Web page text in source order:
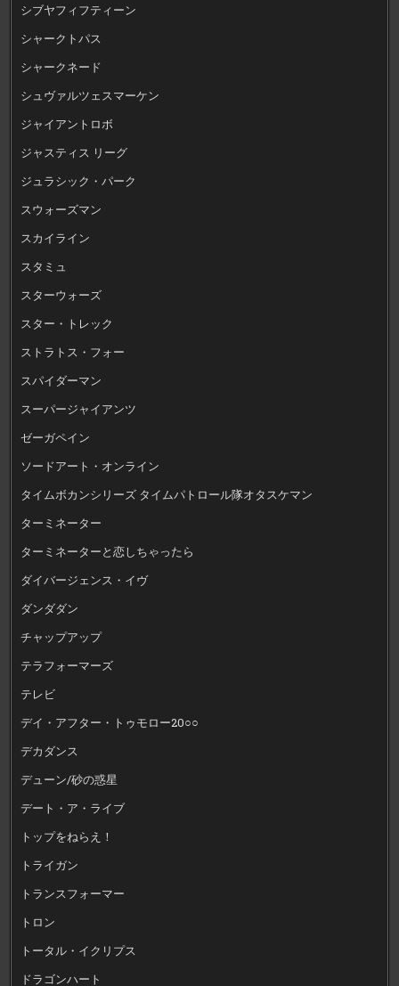
シブヤフィフティーン
シャークトパス
シャークネード
シュヴァルツェスマーケン
ジャイアントロボ
ジャスティス リーグ
ジュラシック・パーク
スウォーズマン
スカイライン
スタミュ
スターウォーズ
スター・トレック
ストラトス・フォー
スパイダーマン
スーパージャイアンツ
ゼーガペイン
ソードアート・オンライン
タイムボカンシリーズ タイムパトロール隊オタスケマン
ターミネーター
ターミネーターと恋しちゃったら
ダイバージェンス・イヴ
ダンダダン
チャップアップ
テラフォーマーズ
テレビ
デイ・アフター・トゥモロー20○○
デカダンス
デューン/砂の惑星
デート・ア・ライブ
トップをねらえ！
トライガン
トランスフォーマー
トロン
トータル・イクリプス
ドラゴンハート